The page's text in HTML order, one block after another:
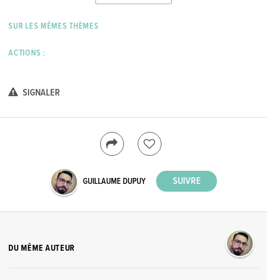
SUR LES MÊMES THÈMES
ACTIONS :
SIGNALER
GUILLAUME DUPUY
DU MÊME AUTEUR